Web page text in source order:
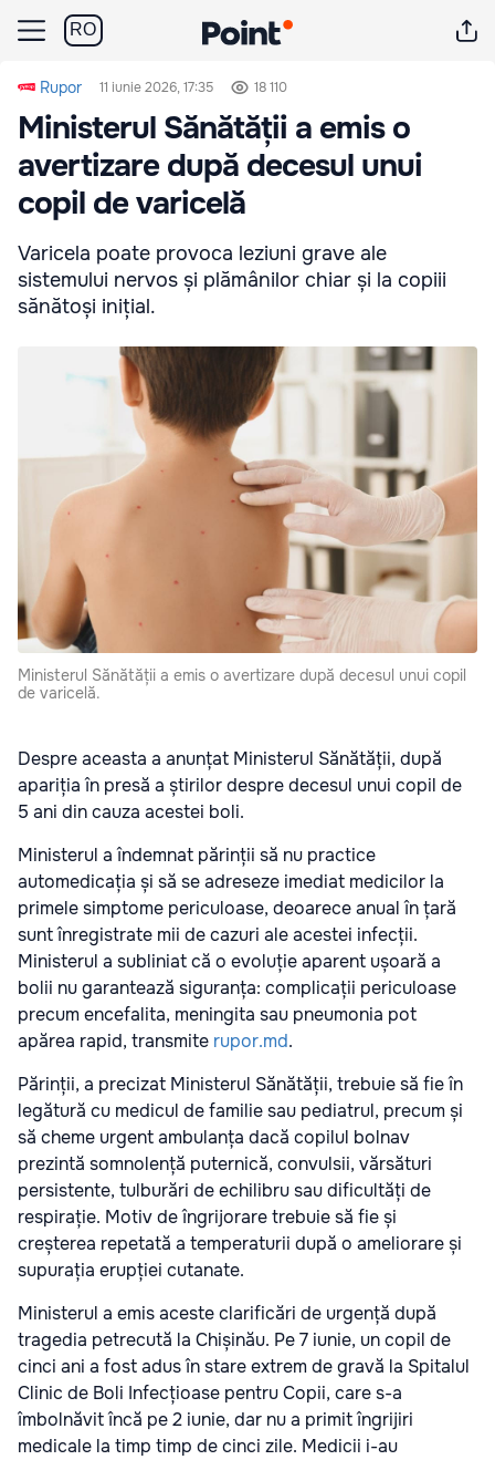
RO
Rupor 11 iunie 2026, 17:35 18 110
Ministerul Sănătății a emis o
avertizare după decesul unui
copil de varicelă
Varicela poate provoca leziuni grave ale
sistemului nervos și plămânilor chiar și la copiii
sănătoși inițial.
Ministerul Sănătății a emis o avertizare după decesul unui copil
de varicelă.
Despre aceasta a anunțat Ministerul Sănătății, după
apariția în presă a știrilor despre decesul unui copil de
5 ani din cauza acestei boli.
Ministerul a îndemnat părinții să nu practice
automedicația și să se adreseze imediat medicilor la
primele simptome periculoase, deoarece anual în țară
sunt înregistrate mii de cazuri ale acestei infecții.
Ministerul a subliniat că o evoluție aparent ușoară a
bolii nu garantează siguranța: complicații periculoase
precum encefalita, meningita sau pneumonia pot
apărea rapid, transmite rupor.md.
Părinții, a precizat Ministerul Sănătății, trebuie să fie în
legătură cu medicul de familie sau pediatrul, precum și
să cheme urgent ambulanța dacă copilul bolnav
prezintă somnolență puternică, convulsii, vărsături
persistente, tulburări de echilibru sau dificultăți de
respirație. Motiv de îngrijorare trebuie să fie și
creșterea repetată a temperaturii după o ameliorare și
supurația erupției cutanate.
Ministerul a emis aceste clarificări de urgență după
tragedia petrecută la Chișinău. Pe 7 iunie, un copil de
cinci ani a fost adus în stare extrem de gravă la Spitalul
Clinic de Boli Infecțioase pentru Copii, care s-a
îmbolnăvit încă pe 2 iunie, dar nu a primit îngrijiri
medicale la timp timp de cinci zile. Medicii i-au